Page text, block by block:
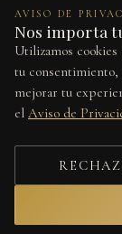
TérminosAviso de
Este sitio
© 2026 Splendor
AVISO DE
Nos importa
Utilizamos
tu consentimiento,
mejorar tu
el Aviso de